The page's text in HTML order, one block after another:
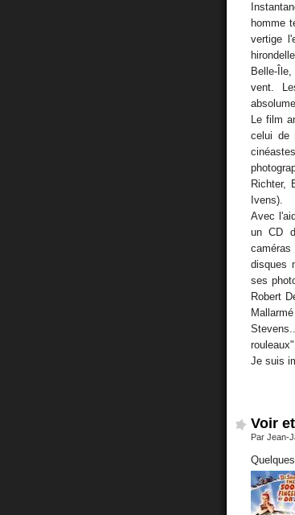
homme
vertige
Belle-
vent.
Le film
celui de
Richter,
Ivens).
Avec
un CD
caméras
disques
ses
Robert
Je suis
Voir
Par Jean-